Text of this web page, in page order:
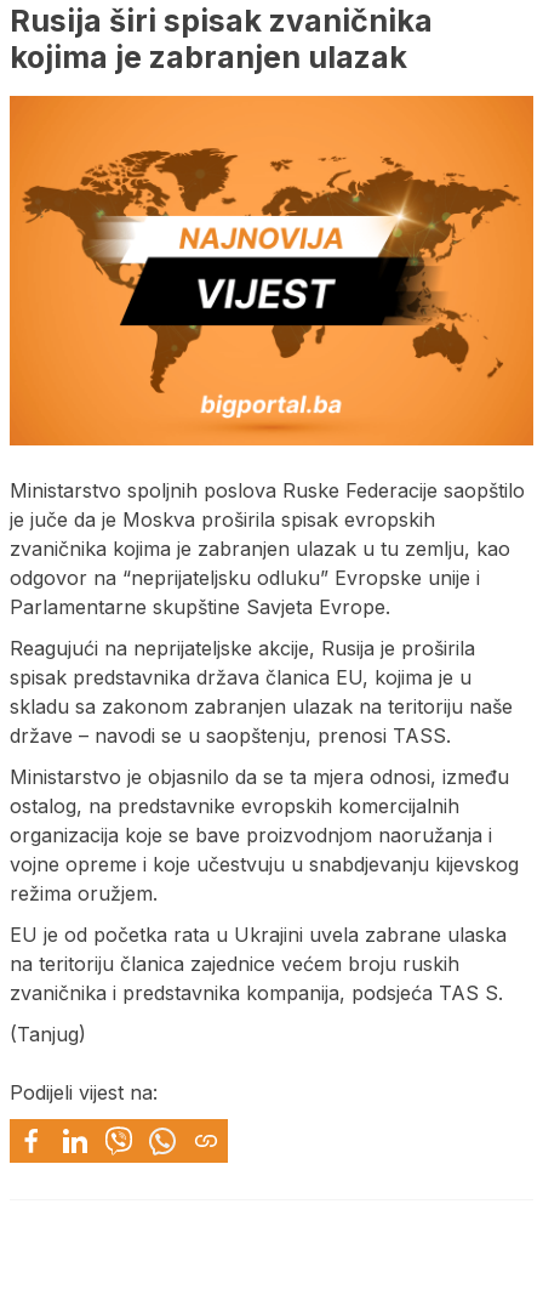
Rusija širi spisak zvaničnika
kojima je zabranjen ulazak
Ministarstvo spoljnih poslova Ruske Federacije saopštilo
je juče da je Moskva proširila spisak evropskih
zvaničnika kojima je zabranjen ulazak u tu zemlju, kao
odgovor na “neprijateljsku odluku” Evropske unije i
Parlamentarne skupštine Savjeta Evrope.
Reagujući na neprijateljske akcije, Rusija je proširila
spisak predstavnika država članica EU, kojima je u
skladu sa zakonom zabranjen ulazak na teritoriju naše
države – navodi se u saopštenju, prenosi TASS.
Ministarstvo je objasnilo da se ta mjera odnosi, između
ostalog, na predstavnike evropskih komercijalnih
organizacija koje se bave proizvodnjom naoružanja i
vojne opreme i koje učestvuju u snabdjevanju kijevskog
režima oružjem.
EU je od početka rata u Ukrajini uvela zabrane ulaska
na teritoriju članica zajednice većem broju ruskih
zvaničnika i predstavnika kompanija, podsjeća TAS S.
(Tanjug)
Podijeli vijest na: